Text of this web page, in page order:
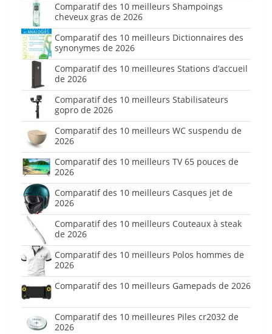
Comparatif des 10 meilleurs Shampoings
cheveux gras de 2026
Comparatif des 10 meilleurs Dictionnaires des
synonymes de 2026
Comparatif des 10 meilleures Stations d’accueil
de 2026
Comparatif des 10 meilleurs Stabilisateurs
gopro de 2026
Comparatif des 10 meilleurs WC suspendu de
2026
Comparatif des 10 meilleurs TV 65 pouces de
2026
Comparatif des 10 meilleurs Casques jet de
2026
Comparatif des 10 meilleurs Couteaux à steak
de 2026
Comparatif des 10 meilleurs Polos hommes de
2026
Comparatif des 10 meilleurs Gamepads de 2026
Comparatif des 10 meilleures Piles cr2032 de
2026